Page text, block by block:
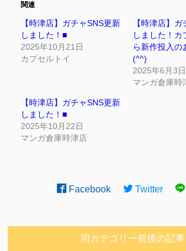
関連
【時津店】ガチャSNS更新
しました！■
2025年10月21日
カプセルトイ
【時津店】
しました！カ
ら新作投入の
(^^)
2025年6月3日
マンガ倉庫時
【時津店】ガチャSNS更新
しました！■
2025年10月22日
マンガ倉庫時津店
Facebook Twitter
同カテゴリー前後の記事